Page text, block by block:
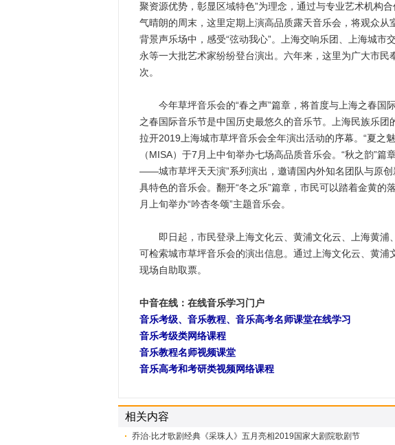
聚资源优势，彰显区域特色”为理念，通过与专业艺术机
气晴朗的周末，这里定期上演高品质露天音乐会，将观众
背景声乐场中，感受“弦动我心”。上海交响乐团、上海城市
永等一大批艺术家纷纷登台演出。六年来，这里为广大市
次。
今年草坪音乐会的“春之声”篇章，将首度与上海之春国
之春国际音乐节是中国历史最悠久的音乐节。上海民族乐团
拉开2019上海城市草坪音乐会全年演出活动的序幕。“夏之
（MISA）于7月上中旬举办七场高品质音乐会。“秋之韵”
——城市草坪天天演”系列演出，邀请国内外知名团队与原
具特色的音乐会。翻开“冬之乐”篇章，市民可以踏着金黄
月上旬举办“吟杏冬颂”主题音乐会。
即日起，市民登录上海文化云、黄浦文化云、上海黄浦
可检索城市草坪音乐会的演出信息。通过上海文化云、黄
现场自助取票。
中音在线：在线音乐学习门户
音乐考级、音乐教程、音乐高考名师课堂在线学习
音乐考级类网络课程
音乐教程名师视频课堂
音乐高考和考研类视频网络课程
相关内容
​乔治·比才歌剧经典《采珠人》五月亮相2019国家大剧院歌剧节